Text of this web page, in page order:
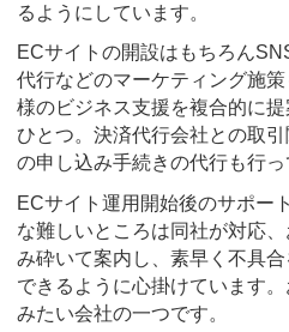
るようにしています。
ECサイトの開設はもちろん
代行などのマーケティング施
様のビジネス支援を複合的に
ひとつ。決済代行会社との取
の申し込み手続きの代行も行っ
ECサイト運用開始後のサポー
な難しいところは同社が対応
み砕いて案内し、素早く不具
できるように心掛けています
みたい会社の一つです。